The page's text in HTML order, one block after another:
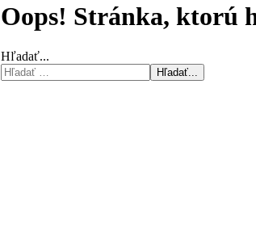
Oops! Stránka, ktorú
Hľadať...
Hľadať...